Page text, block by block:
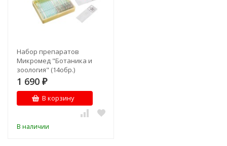
Набор препаратов
Микромед "Ботаника и
зоология" (14обр.)
1 690 ₽
В корзину
В наличии